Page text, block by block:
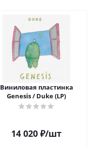
Виниловая пластинка
Genesis / Duke (LP)
14 020 ₽/шт